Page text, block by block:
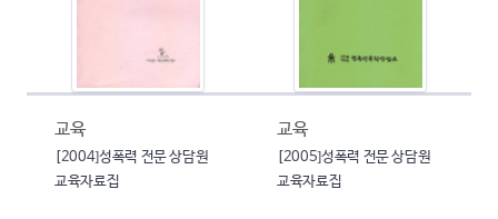
교육
[2004]성폭력 전문 상담원
교육자료집
교육
[2005]성폭력 전문 상담원
교육자료집